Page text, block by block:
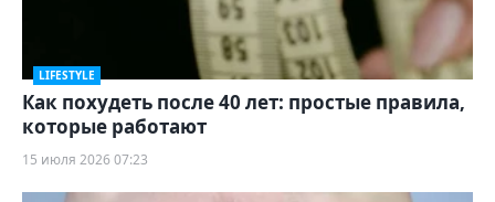
LIFESTYLE
Как похудеть после 40 лет: простые правила,
которые работают
15 июля 2026 07:23